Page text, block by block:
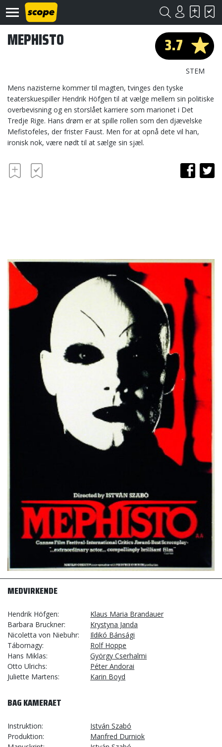
Om
Scope
Kontakt
3.7
STEM
MEPHISTO
Mens nazisterne kommer til magten, tvinges den tyske
teaterskuespiller Hendrik Höfgen til at vælge mellem sin politiske
overbevisning og en storslået karriere som marionet i Det
Tredje Rige. Hans drøm er at spille rollen som den djævelske
Mefistofeles, der frister Faust. Men for at opnå dete vil han,
ironisk nok, være nødt til at sælge sin sjæl.
MEDVIRKENDE
Hendrik Höfgen
Klaus Maria Brandauer
Barbara Bruckner
Krystyna Janda
Nicoletta von Niebuhr
Ildikó Bánsági
Tábornagy
Rolf Hoppe
Hans Miklas
György Cserhalmi
Otto Ulrichs
Péter Andorai
Juliette Martens
Karin Boyd
BAG KAMERAET
Instruktion
István Szabó
Produktion
Manfred Durniok